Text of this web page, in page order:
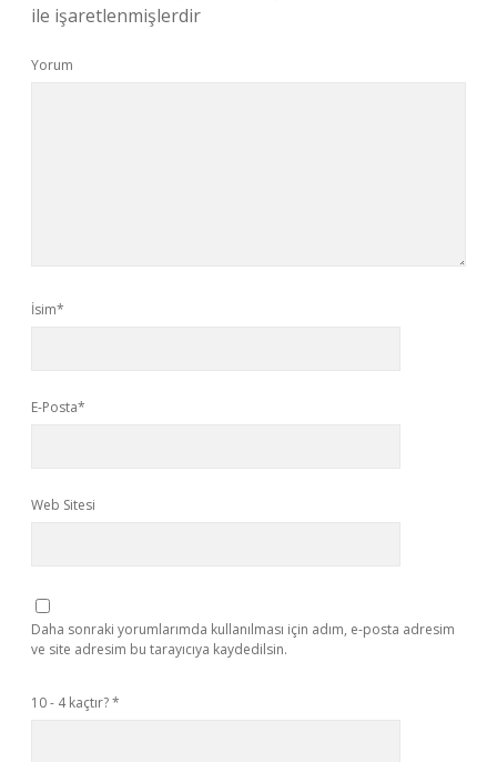
ile işaretlenmişlerdir
Yorum
İsim*
E-Posta*
Web Sitesi
Daha sonraki yorumlarımda kullanılması için adım, e-posta adresim
ve site adresim bu tarayıcıya kaydedilsin.
10 - 4 kaçtır?*